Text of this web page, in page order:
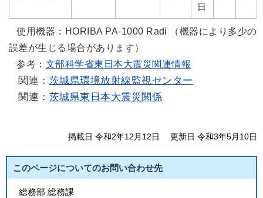
日
使用機器：HORIBA PA-1000 Radi （機器により多少の
誤差が生じる場合があります）
参考： 文部科学省東日本大震災関連情報
関連： 茨城県環境放射線監視センター
関連： 茨城県東日本大震災関係
掲載日 令和2年12月12日 更新日 令和3年5月10日
このページについてのお問い合わせ先
総務部 総務課